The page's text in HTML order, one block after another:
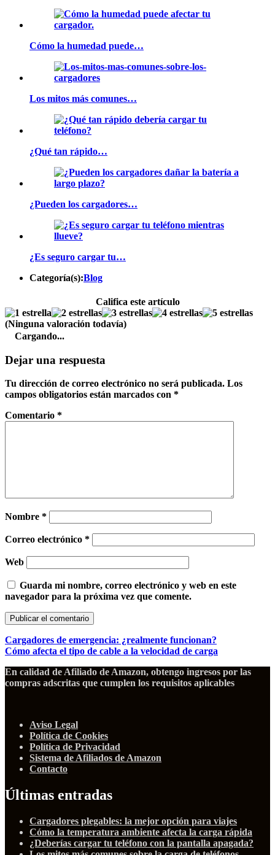
Cómo la humedad puede…
Los mitos más comunes…
¿Qué tan rápido…
¿Pueden los cargadores…
¿Es seguro cargar tu…
Categoría(s):Blog
Califica este artículo
(Ninguna valoración todavía)
Cargando...
Dejar una respuesta
Tu dirección de correo electrónico no será publicada. Los
campos obligatorios están marcados con *
Comentario *
Nombre *
Correo electrónico *
Web
Guarda mi nombre, correo electrónico y web en este
navegador para la próxima vez que comente.
Cargadores de emergencia: ¿realmente funcionan?
Cómo afecta el tipo de cable a la velocidad de carga
En calidad de Afiliado de Amazon, obtengo ingresos por las
compras adscritas que cumplen los requisitos aplicables
Aviso Legal
Política de Cookies
Política de Privacidad
Sistema de Afiliados de Amazon
Contacto
Últimas entradas
Cargadores plegables: la mejor opción para viajes
Cómo la temperatura ambiente afecta la carga rápida
¿Deberías cargar tu teléfono con la pantalla apagada?